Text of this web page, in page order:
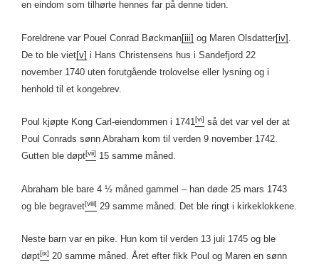
en eindom som tilhørte hennes far på denne tiden.
Foreldrene var Pouel Conrad Bøckman[iii] og Maren Olsdatter[iv]
De to ble viet[v] i Hans Christensens hus i Sandefjord 22
november 1740 uten forutgående trolovelse eller lysning og i
henhold til et kongebrev.
Poul kjøpte Kong Carl-eiendommen i 1741[vi] så det var vel der at
Poul Conrads sønn Abraham kom til verden 9 november 1742.
Gutten ble døpt[vii] 15 samme måned.
Abraham ble bare 4 ½ måned gammel – han døde 25 mars 1743
og ble begravet[viii] 29 samme måned. Det ble ringt i kirkeklokkene.
Neste barn var en pike. Hun kom til verden 13 juli 1745 og ble
døpt[ix] 20 samme måned. Året efter fikk Poul og Maren en sønn